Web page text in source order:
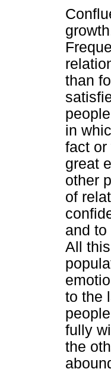
than
in
fact or
great
other
of
and to
All
to the
fully
the